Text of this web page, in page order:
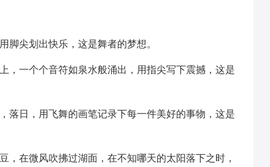
脚尖划出快乐，这是舞者的梦想。
，一个个音符如泉水般涌出，用指尖写下震撼，这是
落日，用飞舞的画笔记录下每一件美好的事物，这是
，在微风吹拂过湖面，在不知哪天的太阳落下之时，